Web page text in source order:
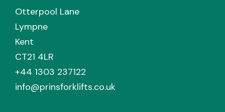
Otterpool Lane
Lympne
Kent
CT21 4LR
+44 1303 237122
info@prinsforklifts.co.uk